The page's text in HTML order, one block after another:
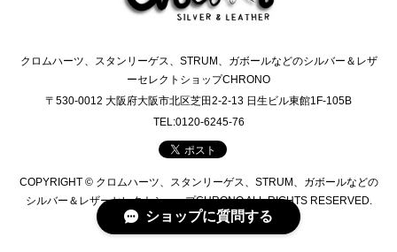
クロムハーツ、スタンリーゲス、STRUM、ガボールなどのシルバー＆レザ
ーセレクトショップCHRONO
〒530-0012 大阪府大阪市北区芝田2-2-13 日生ビル東館1F-105B
TEL:0120-6245-76
COPYRIGHT © クロムハーツ、スタンリーゲス、STRUM、ガボールなどの
シルバー＆レザーセレクトショップCHRONO ALL RIGHTS RESERVED.
ショップに質問する